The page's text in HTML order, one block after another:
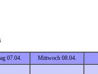
07.04.
Mittwoch 08.04.